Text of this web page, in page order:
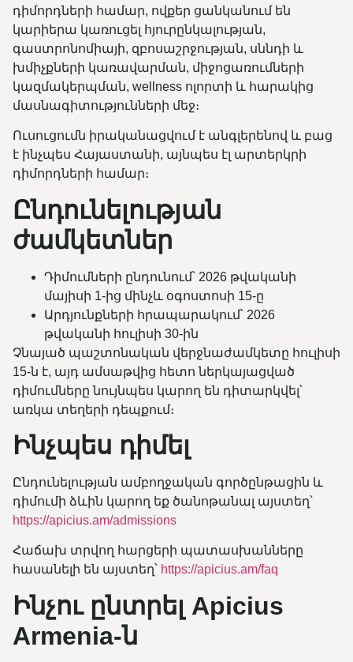
դիմորդների համար, ովքեր ցանկանում են
կարիերա կառուցել հյուրընկալության,
գաստրոնոմիայի, զբոսաշրջության, սննդի և
խմիչքների կառավարման, միջոցառումների
կազմակերպման, wellness ոլորտի և հարակից
մասնագիտությունների մեջ։
Ուսուցումն իրականացվում է անգլերենով և բաց
է ինչպես Հայաստանի, այնպես էլ արտերկրի
դիմորդների համար։
Ընդունելության
ժամկետներ
Դիմումների ընդունում՝ 2026 թվականի
մայիսի 1-ից մինչև օգոստոսի 15-ը
Արդյունքների հրապարակում՝ 2026
թվականի հուլիսի 30-ին
Չնայած պաշտոնական վերջնաժամկետը հուլիսի
15-ն է, այդ ամսաթվից հետո ներկայացված
դիմումները նույնպես կարող են դիտարկվել՝
առկա տեղերի դեպքում։
Ինչպես դիմել
Ընդունելության ամբողջական գործընթացին և
դիմումի ձևին կարող եք ծանոթանալ այստեղ՝
https://apicius.am/admissions
Հաճախ տրվող հարցերի պատասխանները
հասանելի են այստեղ՝ https://apicius.am/faq
Ինչու ընտրել Apicius
Armenia-ն